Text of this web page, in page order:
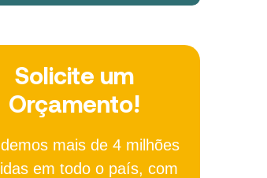
Solicite um
Orçamento!
mais de 4 milhões
em todo o país, com